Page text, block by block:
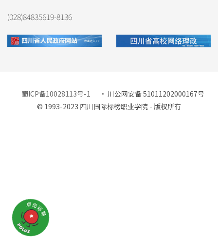
(028)84835619-8136
蜀ICP备10028113号-1
· 川公网安备 51011202000167号
© 1993-2023 四川国际标榜职业学院 - 版权所有